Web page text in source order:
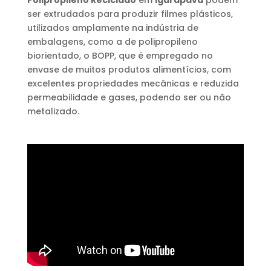
ser extrudados para produzir filmes plásticos,
utilizados amplamente na indústria de
embalagens, como a de polipropileno
biorientado, o BOPP, que é empregado no
envase de muitos produtos alimentícios, com
excelentes propriedades mecânicas e reduzida
permeabilidade e gases, podendo ser ou não
metalizado.